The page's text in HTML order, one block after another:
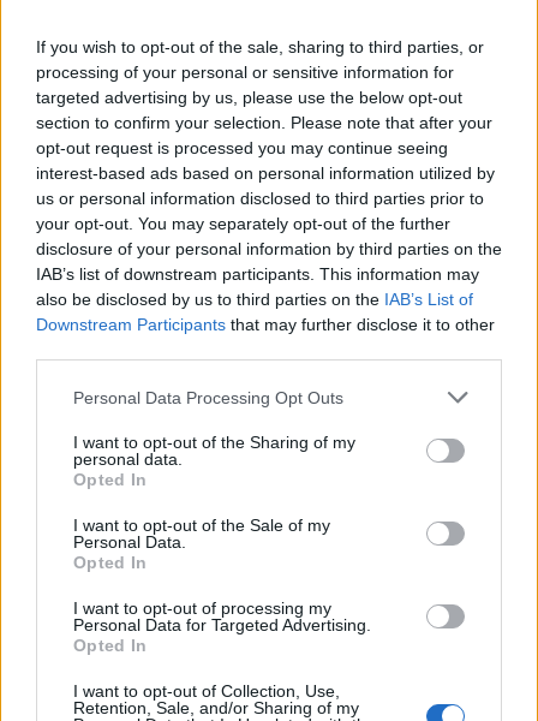
If you wish to opt-out of the sale, sharing to third parties, or
processing of your personal or sensitive information for
targeted advertising by us, please use the below opt-out
section to confirm your selection. Please note that after your
opt-out request is processed you may continue seeing
interest-based ads based on personal information utilized by
us or personal information disclosed to third parties prior to
your opt-out. You may separately opt-out of the further
disclosure of your personal information by third parties on the
IAB’s list of downstream participants. This information may
also be disclosed by us to third parties on the IAB’s List of
Downstream Participants that may further disclose it to other
Please note that this website/app uses one or more Google
not limited to your visit or usage behaviour. You may click to
grant or deny consent to Google and its third-party tags to
use your data for below specified purposes in below Google
consent section.
Personal Data Processing Opt Outs
I want to opt-out of the Sharing of my
personal data.
Opted In
I want to opt-out of the Sale of my
Personal Data.
Opted In
I want to opt-out of processing my
Personal Data for Targeted Advertising.
Opted In
I want to opt-out of Collection, Use,
Retention, Sale, and/or Sharing of my
Rendezőség felé, első sorban miattuk hozták meg ezt -
a szerintem logikusnak mondható - döntést az
illetékesek. a történet ezen része akár külön posztot is
érdemelhetne. Sokáig gondolkoztam, hogyan is
írhatnám le az itt látottakat... de Tóth István - a
Zemplén TV operatőre és szerkesztője szavaitól én
sem tudtam volna jobban megfogalmazni, arról nem is
beszélve, hogy ezek nem egy taknyos 21 éves lelkes
szurkoló (azaz nem az én szavaim), hanem egy
tapasztalt, sokat látott és a raliért már nagyon sokat
dolgozóé. Ettől függetlenül én is teljesen egyetértek
vele:
" Döbbenetes az a balhés réteg, aki megjelent
sem tudják hol vannak. Szép dolog a segítség, ám
ahogy ezek az emberek tették, az inkább a balhé
kedvéért ment, és sokszor csak a szerencsén múlott,
hogy mindenki épp bőrrel megúszta! De a
legdöbbenetesebb számomra az volt, mikor a 63-as
Lada bukásánál senki nem tudta még, hogy van-e
esetleg sérülése valamelyik versenyzőnek, akkor
örömtáncot jártak, és fényképeztették magukat az